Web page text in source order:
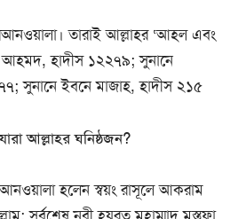
তারাই আল্লাহর ‘আহল এবং
আহমদ, হাদীস ১২২৭৯; সুনানে
সুনানে ইবনে মাজাহ, হাদীস ২১৫
আল্লাহর ঘনিষ্ঠজন?
হলেন স্বয়ং রাসূলে আকরাম